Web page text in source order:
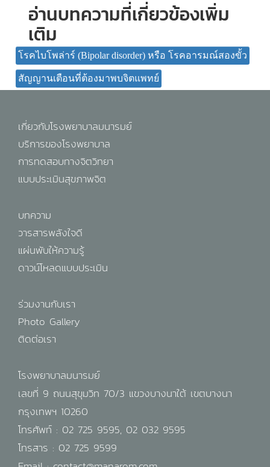
อ่านบทความที่เกี่ยวข้องเพิ่ม
เติม
โรคไบโพล่าร์ (Bipolar disorder) หรือ โรคอารมณ์สองขั้ว
สัญญานเตือนที่ต้องมาพบจิตแพทย์
เกี่ยวกับโรงพยาบาลมนารมย์
บริการของโรงพยาบาล
การทดสอบทางจิตวิทยา
แบบประเมินสุขภาพจิต
บทความ
วารสารพลังใจดี
แผ่นพับให้ความรู้
ดาวน์โหลดแบบประเมิน
ร่วมงานกับเรา
Photo Gallery
ติดต่อเรา
โรงพยาบาลมนารมย์
เลขที่ 9 ถนนสุขุมวิท 70/3 แขวงบางนาใต้ เขตบางนา
กรุงเทพฯ 10260
โทรศัพท์ : 02 725 9595, 02 032 9595
โทรสาร : 02 725 9599